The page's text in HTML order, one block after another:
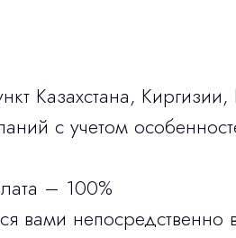
Казахстана,
с учетом
– 100%
вами